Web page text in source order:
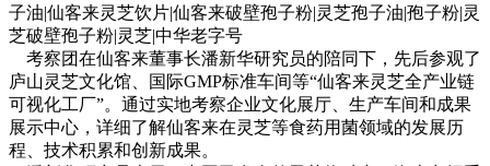
考察团在仙客来董事长潘新华研究员的陪同下，先后参观了
庐山灵芝文化馆、国际GMP标准车间等“仙客来灵芝全产业链
可视化工厂”。通过实地考察企业文化展厅、生产车间和成果
展示中心，详细了解仙客来在灵芝等食药用菌领域的发展历
程、技术积累和创新成果。